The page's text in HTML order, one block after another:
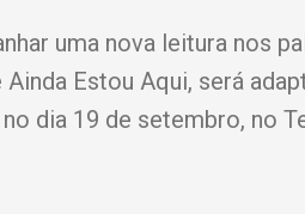
uma nova leitura nos
Estou Aqui, será
dia 19 de setembro, no